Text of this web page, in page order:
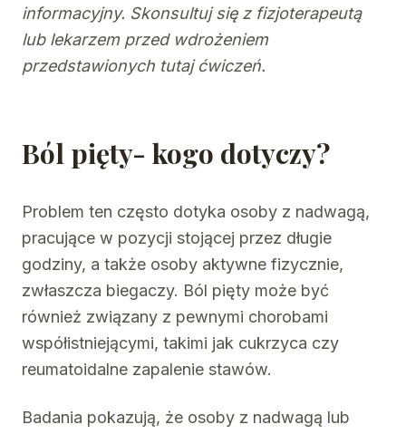
informacyjny. Skonsultuj się z fizjoterapeutą
lub lekarzem przed wdrożeniem
przedstawionych tutaj ćwiczeń.
Ból pięty- kogo dotyczy?
Problem ten często dotyka osoby z nadwagą,
pracujące w pozycji stojącej przez długie
godziny, a także osoby aktywne fizycznie,
zwłaszcza biegaczy. Ból pięty może być
również związany z pewnymi chorobami
współistniejącymi, takimi jak cukrzyca czy
reumatoidalne zapalenie stawów.
Badania pokazują, że osoby z nadwagą lub